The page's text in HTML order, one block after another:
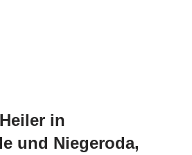
in
und Niegeroda,